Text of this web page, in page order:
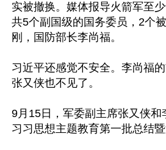
实被撤换。媒体报导火箭军至
共5个副国级的国务委员，2个
刚，国防部长李尚福。
习近平还感觉不安全。李尚福
张又侠也不见了。
9月15日，军委副主席张又侠和
习习思想主题教育第一批总结暨